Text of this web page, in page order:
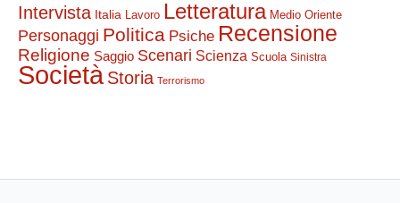
Intervista Italia Lavoro Letteratura Medio Oriente
Personaggi Politica Psiche Recensione
Religione Saggio Scenari Scienza Scuola Sinistra
Società Storia Terrorismo